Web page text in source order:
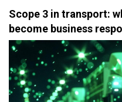
Scope 3 in transport:
become business